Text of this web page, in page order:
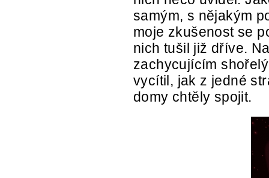
samým, s nějakým
moje zkušenost se
nich tušil již dříve.
zachycujícím
vycítil, jak z jedné
domy chtěly spojit.